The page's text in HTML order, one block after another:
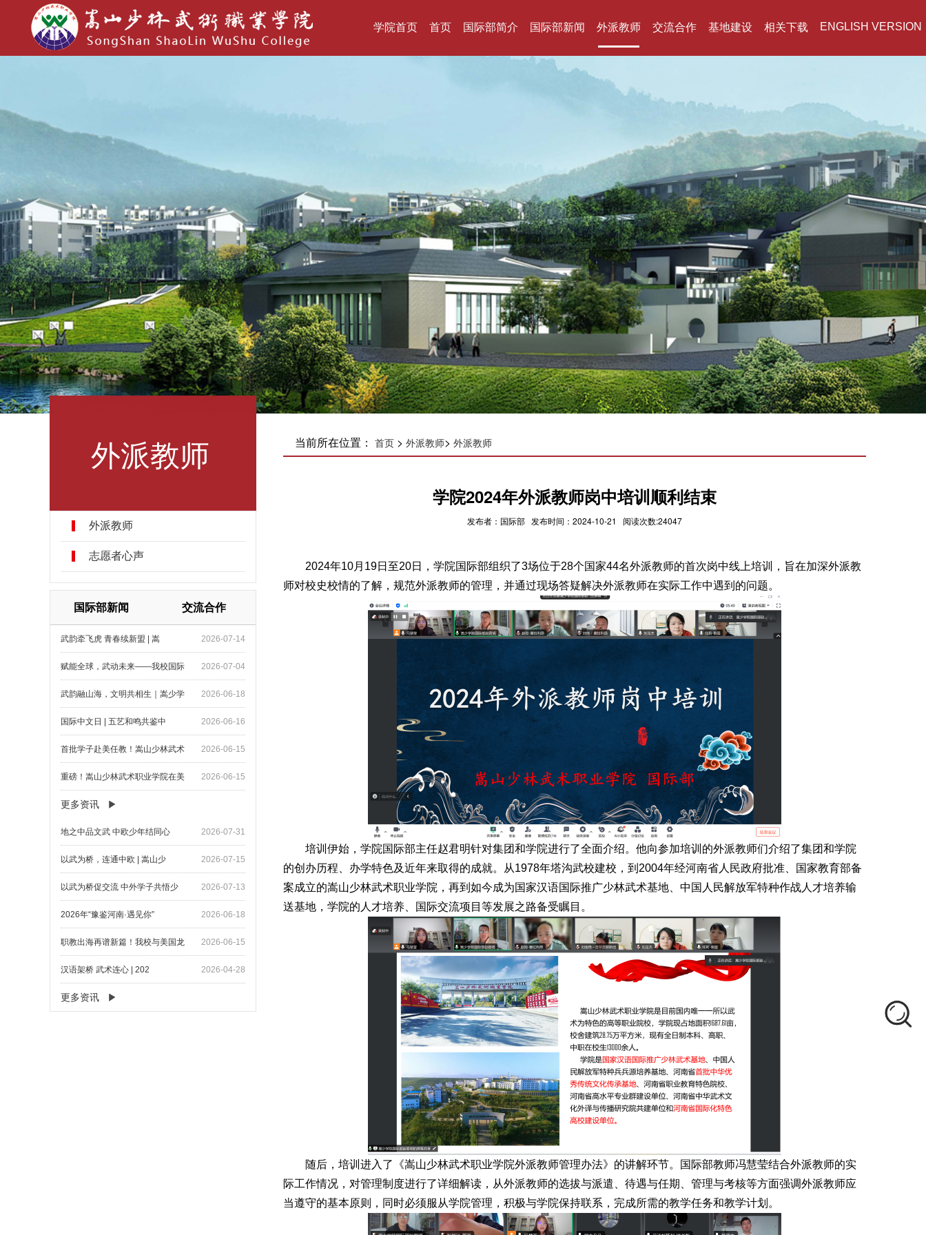
学院首页 首页 国际部简介 国际部新闻 外派教师 交流合作 基地建设 相关下载 ENGLISH VERSION
外派教师
外派教师
志愿者心声
国际部新闻 交流合作
2026-07-14
武韵牵飞虎 青春续新盟 | 嵩
2026-07-04
赋能全球，武动未来——我校国际
2026-06-18
武韵融山海，文明共相生｜嵩少学
2026-06-16
国际中文日 | 五艺和鸣共鉴中
2026-06-15
首批学子赴美任教！嵩山少林武术
2026-06-15
重磅！嵩山少林武术职业学院在美
更多资讯
2026-07-31
地之中品文武 中欧少年结同心
2026-07-15
以武为桥，连通中欧 | 嵩山少
2026-07-13
以武为桥促交流 中外学子共悟少
2026-06-18
2026年“豫鉴河南·遇见你”
2026-06-15
职教出海再谱新篇！我校与美国龙
2026-04-28
汉语架桥 武术连心 | 202
更多资讯
当前所在位置： 首页> 外派教师> 外派教师
学院2024年外派教师岗中培训顺利结束
发布者：国际部 发布时间：2024-10-21 阅读次数:24047
2024年10月19日至20日，学院国际部组织了3场位于28个国家44名外派教师的首次岗中线上培训，旨在加深外派教
师对校史校情的了解，规范外派教师的管理，并通过现场答疑解决外派教师在实际工作中遇到的问题。
培训伊始，学院国际部主任赵君明针对集团和学院进行了全面介绍。他向参加培训的外派教师们介绍了集团和学院
的创办历程、办学特色及近年来取得的成就。从1978年塔沟武校建校，到2004年经河南省人民政府批准、国家教育部备
案成立的嵩山少林武术职业学院，再到如今成为国家汉语国际推广少林武术基地、中国人民解放军特种作战人才培养输
送基地，学院的人才培养、国际交流项目等发展之路备受瞩目。
随后，培训进入了《嵩山少林武术职业学院外派教师管理办法》的讲解环节。国际部教师冯慧莹结合外派教师的实
际工作情况，对管理制度进行了详细解读，从外派教师的选拔与派遣、待遇与任期、管理与考核等方面强调外派教师应
当遵守的基本原则，同时必须服从学院管理，积极与学院保持联系，完成所需的教学任务和教学计划。